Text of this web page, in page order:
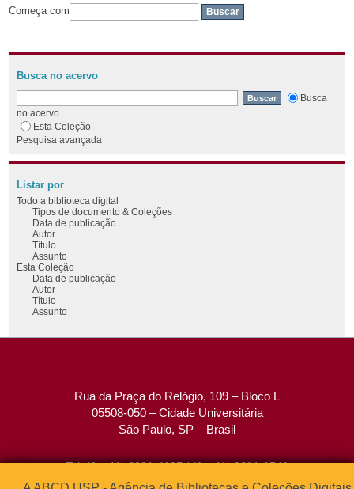
Começa com
Busca no acervo
Busca
no acervo
Esta Coleção
Pesquisa avançada
Listar por
Todo a biblioteca digital
Tipos de documento & Coleções
Data de publicação
Autor
Título
Assunto
Esta Coleção
Data de publicação
Autor
Título
Assunto
Rua da Praça do Relógio, 109 – Bloco L
05508-050 – Cidade Universitária
São Paulo, SP – Brasil
Tel: (0xx11) 3091-4195 / (0xx11) 3091-1541
Fax: (0xx11) 3091-1567